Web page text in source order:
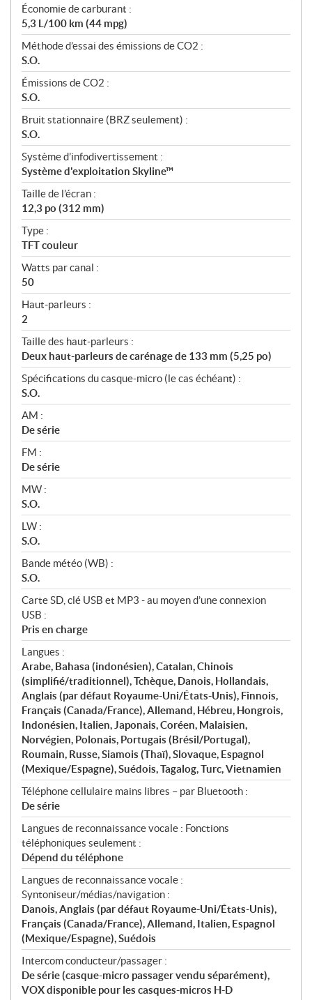
Économie de carburant :
5,3 L/100 km (44 mpg)
Méthode d’essai des émissions de CO2 :
S.O.
Émissions de CO2 :
S.O.
Bruit stationnaire (BRZ seulement) :
S.O.
Système d’infodivertissement :
Système d'exploitation Skyline™
Taille de l’écran :
12,3 po (312 mm)
Type :
TFT couleur
Watts par canal :
50
Haut-parleurs :
2
Taille des haut-parleurs :
Deux haut-parleurs de carénage de 133 mm (5,25 po)
Spécifications du casque-micro (le cas échéant) :
S.O.
AM :
De série
FM :
De série
MW :
S.O.
LW :
S.O.
Bande météo (WB) :
S.O.
Carte SD, clé USB et MP3 - au moyen d’une connexion
USB :
Pris en charge
Langues :
Arabe, Bahasa (indonésien), Catalan, Chinois
(simplifié/traditionnel), Tchèque, Danois, Hollandais,
Anglais (par défaut Royaume-Uni/États-Unis), Finnois,
Français (Canada/France), Allemand, Hébreu, Hongrois,
Indonésien, Italien, Japonais, Coréen, Malaisien,
Norvégien, Polonais, Portugais (Brésil/Portugal),
Roumain, Russe, Siamois (Thaï), Slovaque, Espagnol
(Mexique/Espagne), Suédois, Tagalog, Turc, Vietnamien
Téléphone cellulaire mains libres – par Bluetooth :
De série
Langues de reconnaissance vocale : Fonctions
téléphoniques seulement :
Dépend du téléphone
Langues de reconnaissance vocale :
Syntoniseur/médias/navigation :
Danois, Anglais (par défaut Royaume-Uni/États-Unis),
Français (Canada/France), Allemand, Italien, Espagnol
(Mexique/Espagne), Suédois
Intercom conducteur/passager :
De série (casque-micro passager vendu séparément),
VOX disponible pour les casques-micros H-D